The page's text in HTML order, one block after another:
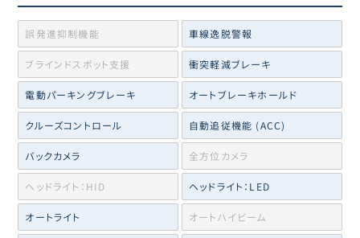
誤発進抑制機能 車線逸脱警報
ブラインドスポット支援 衝突軽減ブレーキ
電動パーキングブレーキ オートブレーキホールド
クルーズコントロール 自動追従機能 (ACC)
バックカメラ 全方位カメラ
ヘッドライト：HID ヘッドライト：LED
オートライト オートハイビーム